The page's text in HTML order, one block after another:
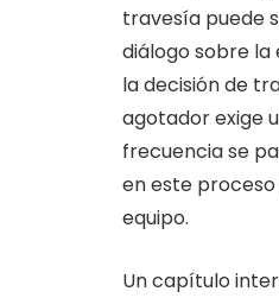
travesía puede
diálogo sobre
la decisión de
agotador exige
frecuencia se
en este
equipo.
Un capítulo